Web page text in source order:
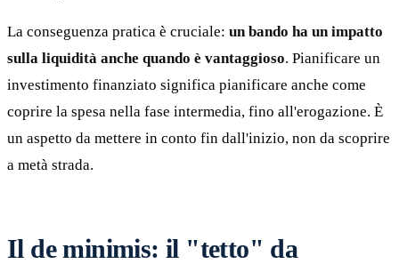
La conseguenza pratica è cruciale: un bando ha un impatto
sulla liquidità anche quando è vantaggioso. Pianificare un
investimento finanziato significa pianificare anche come
coprire la spesa nella fase intermedia, fino all'erogazione. È
un aspetto da mettere in conto fin dall'inizio, non da scoprire
a metà strada.
Il de minimis: il "tetto" da